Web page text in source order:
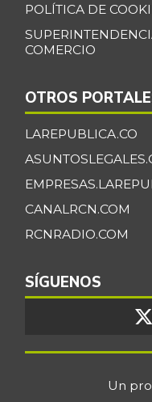
POLÍTICA DE
COMERCIO
OTROS
LAREPUBLICA.CO
CANALRCN.COM
RCNRADIO.COM
SÍGUENOS
Un